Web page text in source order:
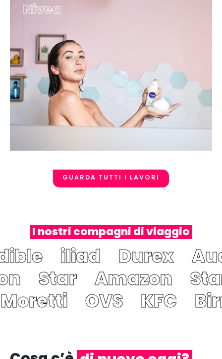
Nivea
GUARDA TUTTI I LAVORI
I nostri compagni di viaggio
iliad Durex
Amazon
Star
OVS KFC